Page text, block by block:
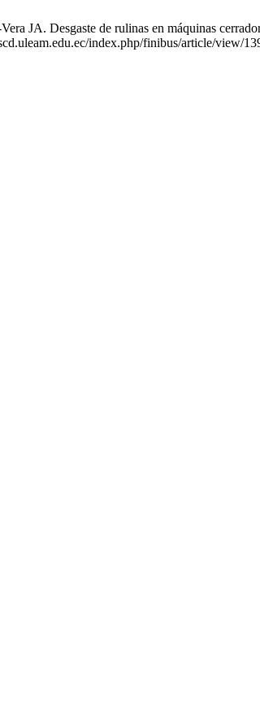
JA. Desgaste de rulinas en máquinas
index.php/finibus/article/view/